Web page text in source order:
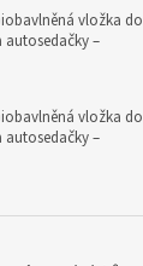
vložka do
autosedačky –
vložka do
autosedačky –